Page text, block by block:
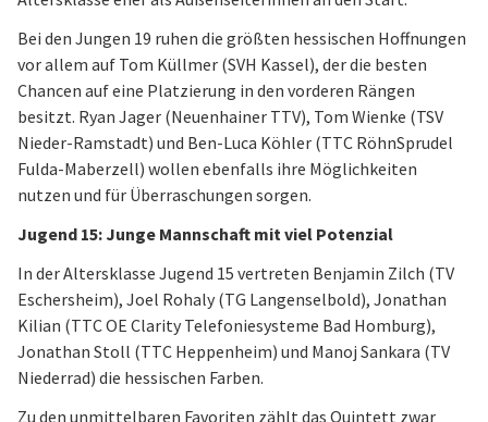
Bei den Jungen 19 ruhen die größten hessischen Hoffnungen
vor allem auf Tom Küllmer (SVH Kassel), der die besten
Chancen auf eine Platzierung in den vorderen Rängen
besitzt. Ryan Jager (Neuenhainer TTV), Tom Wienke (TSV
Nieder-Ramstadt) und Ben-Luca Köhler (TTC RöhnSprudel
Fulda-Maberzell) wollen ebenfalls ihre Möglichkeiten
nutzen und für Überraschungen sorgen.
Jugend 15: Junge Mannschaft mit viel Potenzial
In der Altersklasse Jugend 15 vertreten Benjamin Zilch (TV
Eschersheim), Joel Rohaly (TG Langenselbold), Jonathan
Kilian (TTC OE Clarity Telefoniesysteme Bad Homburg),
Jonathan Stoll (TTC Heppenheim) und Manoj Sankara (TV
Niederrad) die hessischen Farben.
Zu den unmittelbaren Favoriten zählt das Quintett zwar